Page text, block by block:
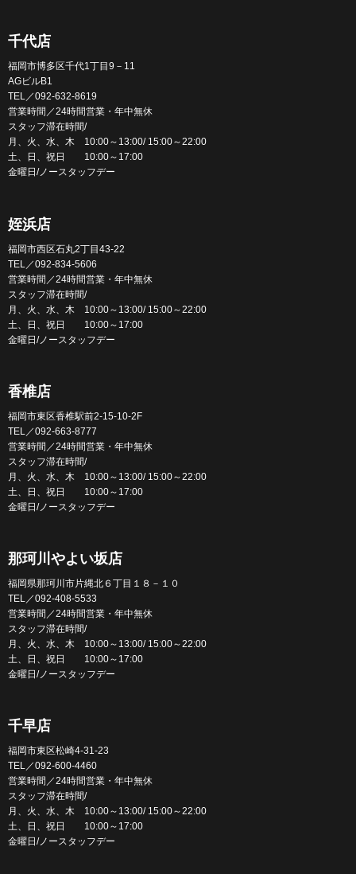
千代店
福岡市博多区千代1丁目9－11
AGビルB1
TEL／092-632-8619
営業時間／24時間営業・年中無休
スタッフ滞在時間/
月、火、水、木 10:00～13:00/ 15:00～22:00
土、日、祝日 10:00～17:00
金曜日/ノースタッフデー
姪浜店
福岡市西区石丸2丁目43-22
TEL／092-834-5606
営業時間／24時間営業・年中無休
スタッフ滞在時間/
月、火、水、木 10:00～13:00/ 15:00～22:00
土、日、祝日 10:00～17:00
金曜日/ノースタッフデー
香椎店
福岡市東区香椎駅前2-15-10-2F
TEL／092-663-8777
営業時間／24時間営業・年中無休
スタッフ滞在時間/
月、火、水、木 10:00～13:00/ 15:00～22:00
土、日、祝日 10:00～17:00
金曜日/ノースタッフデー
那珂川やよい坂店
福岡県那珂川市片縄北６丁目１８－１０
TEL／092-408-5533
営業時間／24時間営業・年中無休
スタッフ滞在時間/
月、火、水、木 10:00～13:00/ 15:00～22:00
土、日、祝日 10:00～17:00
金曜日/ノースタッフデー
千早店
福岡市東区松崎4-31-23
TEL／092-600-4460
営業時間／24時間営業・年中無休
スタッフ滞在時間/
月、火、水、木 10:00～13:00/ 15:00～22:00
土、日、祝日 10:00～17:00
金曜日/ノースタッフデー